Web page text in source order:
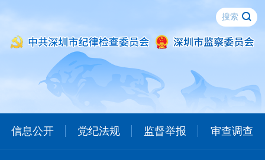
信息公开 党纪法规 监督举报 审查调查